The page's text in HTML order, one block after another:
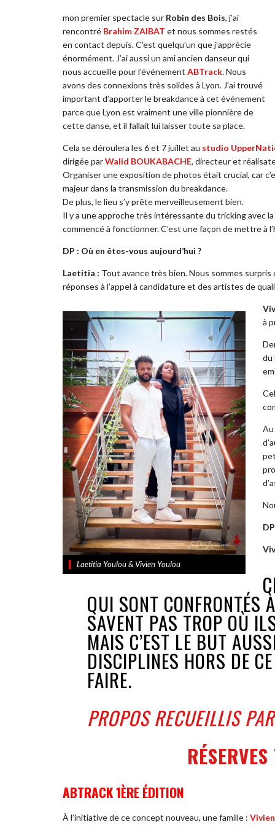
mon premier spectacle sur Robin des Bois, j’ai
rencontré Brahim ZAIBAT et nous sommes restés
en contact depuis. C’est quelqu’un que j’apprécie
énormément. J’ai aussi un ami ancien danseur qui
nous accueille pour l’événement ABTrack. Nous
avons des connexions très solides à Lyon. J’ai trouvé
important d’apporter le breakdance à cet événement
parce que Lyon est vraiment une ville pionnière de
cette danse, et il fallait lui laisser toute sa place.
Cela se déroulera les 6 et 7 juillet au studio
dirigée parWalid BOUKABACHE, directeur et
Organiser une exposition de photos était crucial, car
majeur dans la transmission du breakdance.
De plus, le lieu s’y prête merveilleusement bien.
Il y a une approche très intéressante du tricking avec
commencé à fonctionner. C’est une façon de mettre à
DP : Où en êtes-vous aujourd’hui ?
Laetitia : Tout avance très bien. Nous sommes
réponses à l’appel à candidature et des artistes de
Laetitia Youlou & Vivien Youlou
à
du
Au
QUI SONT CONFRONTÉS
SAVENT PAS TROP OÙ
MAIS C’EST LE BUT
DISCIPLINES HORS DE
FAIRE.
PROPOS RECUEILLIS
ABTRACK 1ÈRE ÉDITION
À l’initiative de ce concept nouveau, une famille :